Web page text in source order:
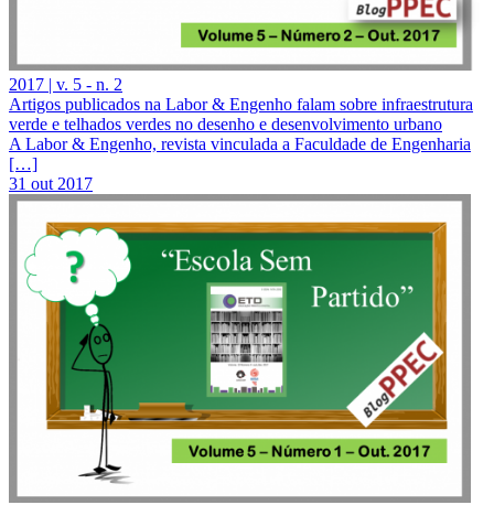
2017 | v. 5 - n. 2
Artigos publicados na Labor & Engenho falam sobre infraestrutura
verde e telhados verdes no desenho e desenvolvimento urbano
A Labor & Engenho, revista vinculada a Faculdade de Engenharia
[…]
31 out 2017